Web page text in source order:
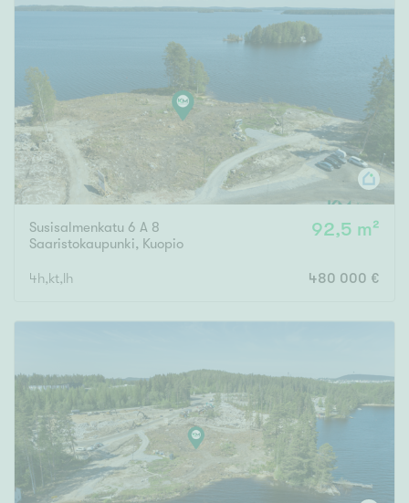
Uudiskohteet
Vain uudiskohteet Ei uudiskohteita
Arvokohteet
Vain arvokohteet Ei arvokohteita
Kunto
Välttävä
Ominaisuudet
Hissi
Järvi- tai merinäköala
Susisalmenkatu 6 A 8
Saaristokaupunki, Kuopio
92,5 m²
4h,kt,lh 480 000 €